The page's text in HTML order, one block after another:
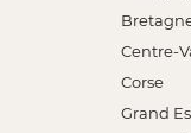
Centre-
Corse
Grand